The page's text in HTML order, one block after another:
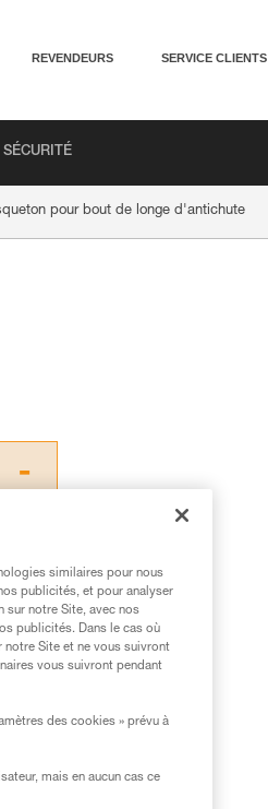
REVENDEURS SERVICE CLIENTS
pour bout de longe d'antichute
similaires pour nous
publicités, et pour analyser
sur notre Site, avec nos
publicités. Dans le cas où
Site et ne vous suivront
vous suivront pendant
des cookies » prévu à
mais en aucun cas ce